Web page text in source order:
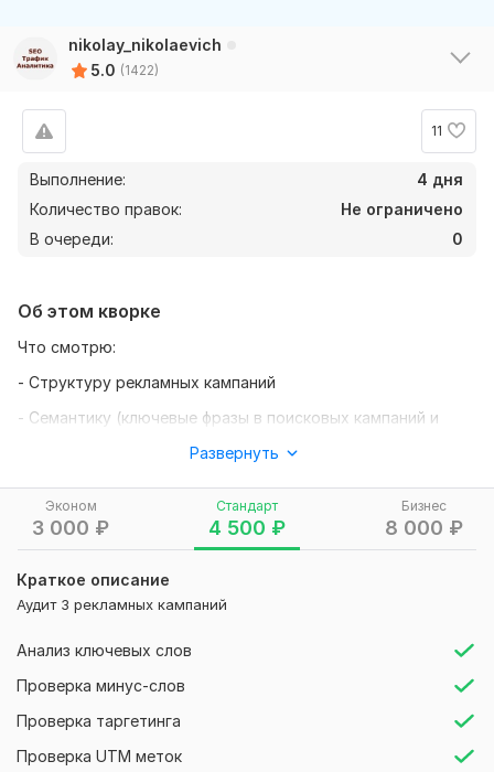
nikolay_nikolaevich
5.0 (1422)
11
Выполнение:
4 дня
Количество правок:
Не ограничено
В очереди:
0
Эконом
3 000 ₽
Стандарт
4 500 ₽
Бизнес
8 000 ₽
Краткое описание
Аудит 3 рекламных кампаний
Анализ ключевых слов
Проверка минус-слов
Проверка таргетинга
Проверка UTM меток
Об этом кворке
Что смотрю:
- Структуру рекламных кампаний
- Семантику (ключевые фразы в поисковых кампаний и
- Настройки кампаний РСЯ
- Таргетинги и ретаргетинги
- Корректировки на уровне кампаний и групп объявлений
- Конверсионные цели
- Экспресс аудит посадочной страницы (выявление
маркетинговых триггеров, которые можно использовать в
улучшить)
Даю комментарии и рекомендации по улучшению
Развернуть